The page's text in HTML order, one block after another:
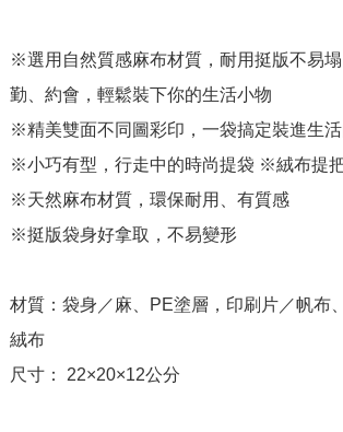
※選用自然質感麻布材質，耐用挺版不易
勤、約會，輕鬆裝下你的生活小物
※精美雙面不同圖彩印，一袋搞定裝進生
※小巧有型，行走中的時尚提袋 ※絨布提
※天然麻布材質，環保耐用、有質感
※挺版袋身好拿取，不易變形
材質：袋身／麻、PE塗層，印刷片／帆布
絨布
尺寸： 22×20×12公分